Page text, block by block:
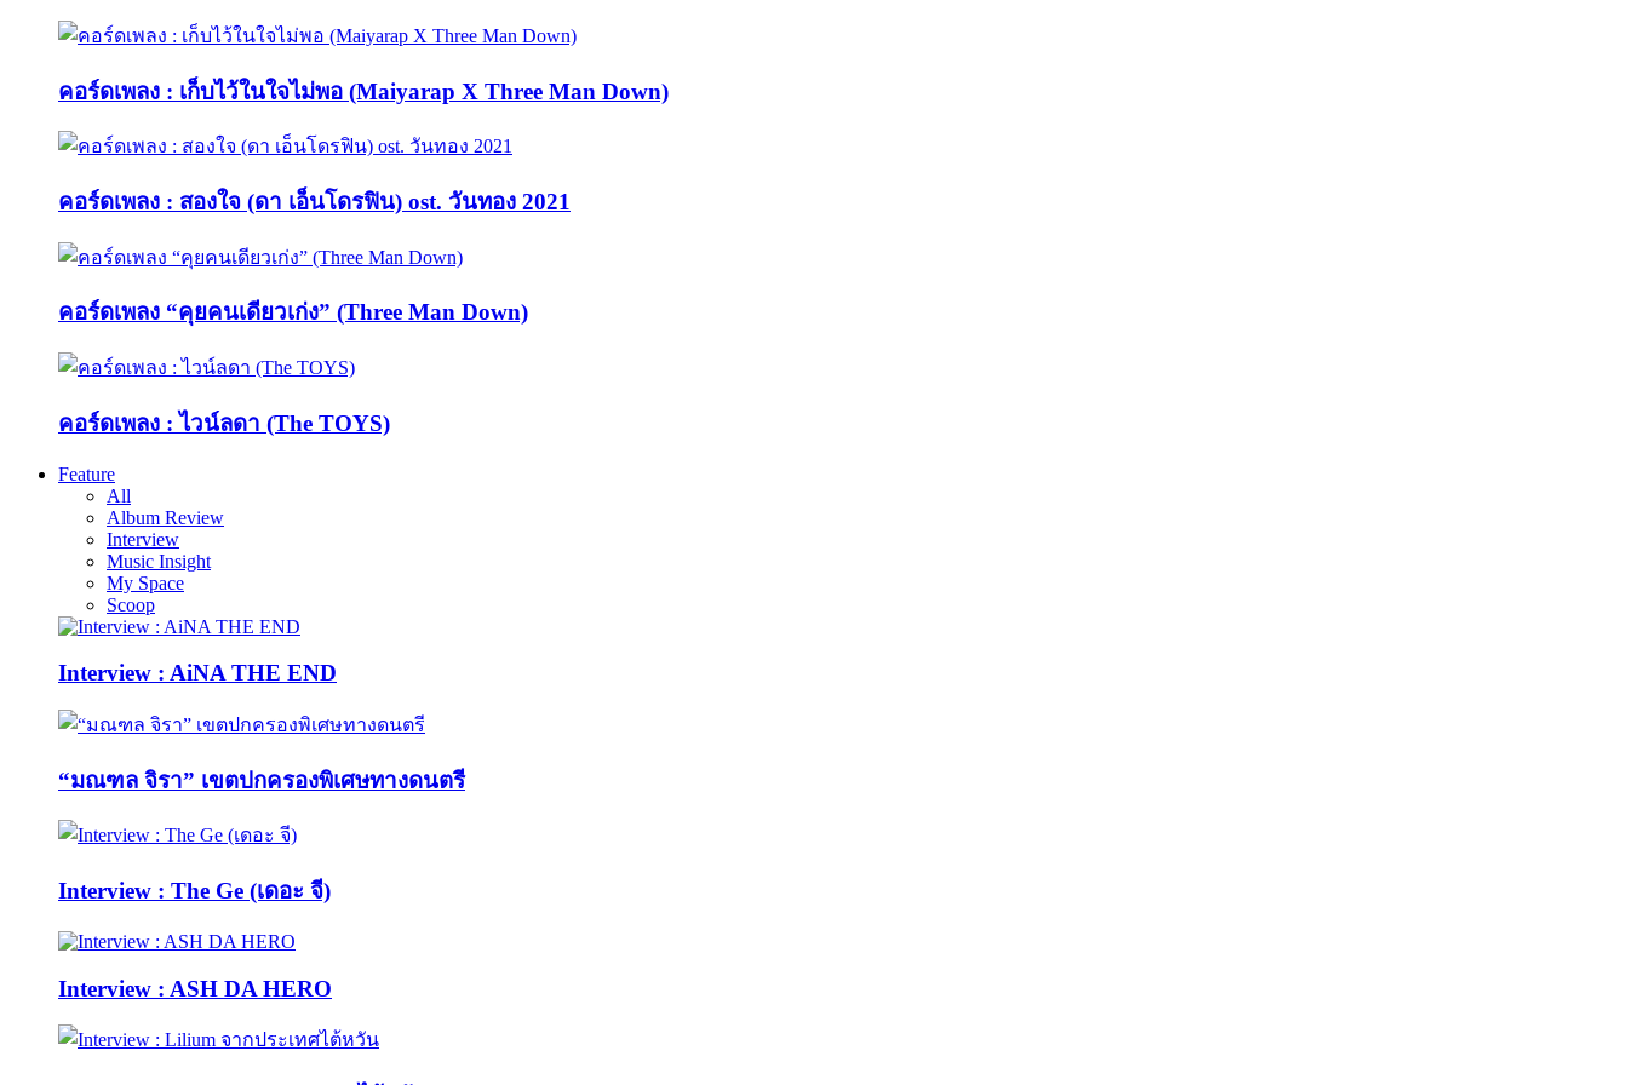
คอร์ดเพลง : เก็บไว้ในใจไม่พอ (Maiyarap X Three Man Down)
คอร์ดเพลง : สองใจ (ดา เอ็นโดรฟิน) ost. วันทอง 2021
คอร์ดเพลง “คุยคนเดียวเก่ง” (Three Man Down)
คอร์ดเพลง : ไวน์ลดา (The TOYS)
Feature
All
Album Review
Interview
Music Insight
My Space
Scoop
Interview : AiNA THE END
“มณฑล จิรา” เขตปกครองพิเศษทางดนตรี
Interview : The Ge (เดอะ จี)
Interview : ASH DA HERO